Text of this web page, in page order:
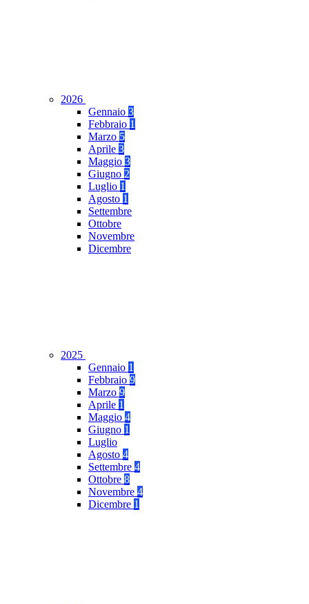
2026
Gennaio 3
Febbraio 1
Marzo 5
Aprile 3
Maggio 3
Giugno 2
Luglio 1
Agosto 1
Settembre
Ottobre
Novembre
Dicembre
2025
Gennaio 1
Febbraio 9
Marzo 9
Aprile 1
Maggio 4
Giugno 1
Luglio
Agosto 4
Settembre 4
Ottobre 8
Novembre 4
Dicembre 1